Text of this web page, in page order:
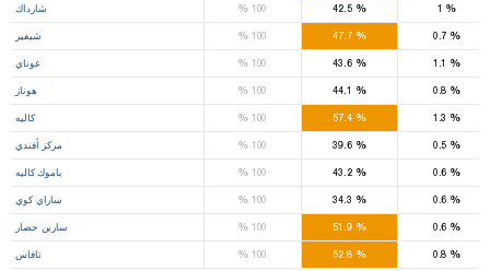
شارداك %100 %
42.5 %
شيفير %100 %
47.7 %
غوناي %100 %
43.6 %
هوناز %100 % %
كاليه %100 %
57.4 %
مركز أفندي %100 %
39.6 %
باموك كاليه %100 %
43.2 %
ساراي كوي %100 % %
سارين حصار %100 %
51.9 %
تافاس %100 %
52.8 %